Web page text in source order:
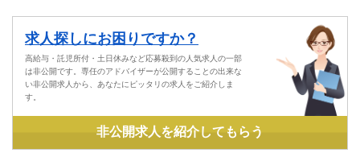
求人探しにお困りですか？
高給与・託児所付・土日休みなど応募殺到の人気求人の一部
は非公開です。専任のアドバイザーが公開することの出来な
い非公開求人から、あなたにピッタリの求人をご紹介しま
す。
非公開求人を紹介してもらう